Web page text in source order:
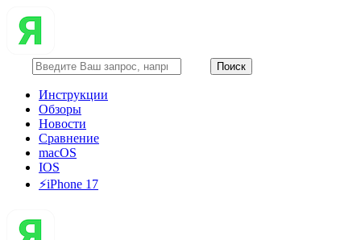
Инструкции
Обзоры
Новости
Сравнение
macOS
IOS
⚡️iPhone 17